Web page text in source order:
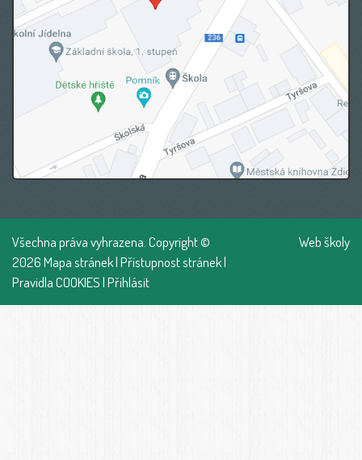
Všechna práva vyhrazena. Copyright ©
2026Mapa stránek|Přístupnost stránek|
Pravidla COOKIES|Přihlásit
Web školy